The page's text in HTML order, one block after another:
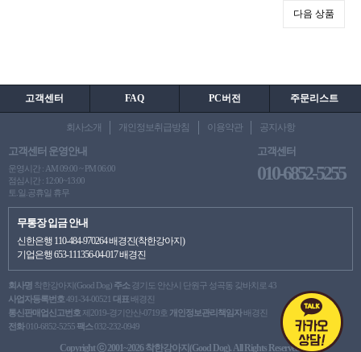
다음 상품
고객센터 FAQ PC버전 주문리스트
회사소개 개인정보취급방침 이용약관 공지사항
고객센터 운영안내
운영시간 : AM 09:00 ~ PM 06:00
점심시간 : 12:00~13:00
토.일.공휴일 휴무
고객센터
010-6852-5255
무통장 입금 안내
신한은행 110-484-970264 배경진(착한강아지)
기업은행 653-111356-04-017 배경진
회사명 착한강아지(Good Dog) 주소 경기도 안산시 단원구 성곡동 갖바치로 43
사업자등록번호491-34-00521 대표 배경진
통신판매업신고번호 제2019-경기안산-0719호 개인정보관리책임자배경진
전화010-6852-5255 팩스032-232-0949
Copyright ⓒ 2001~2026 착한강아지(Good Dog). All Rights Reserved.